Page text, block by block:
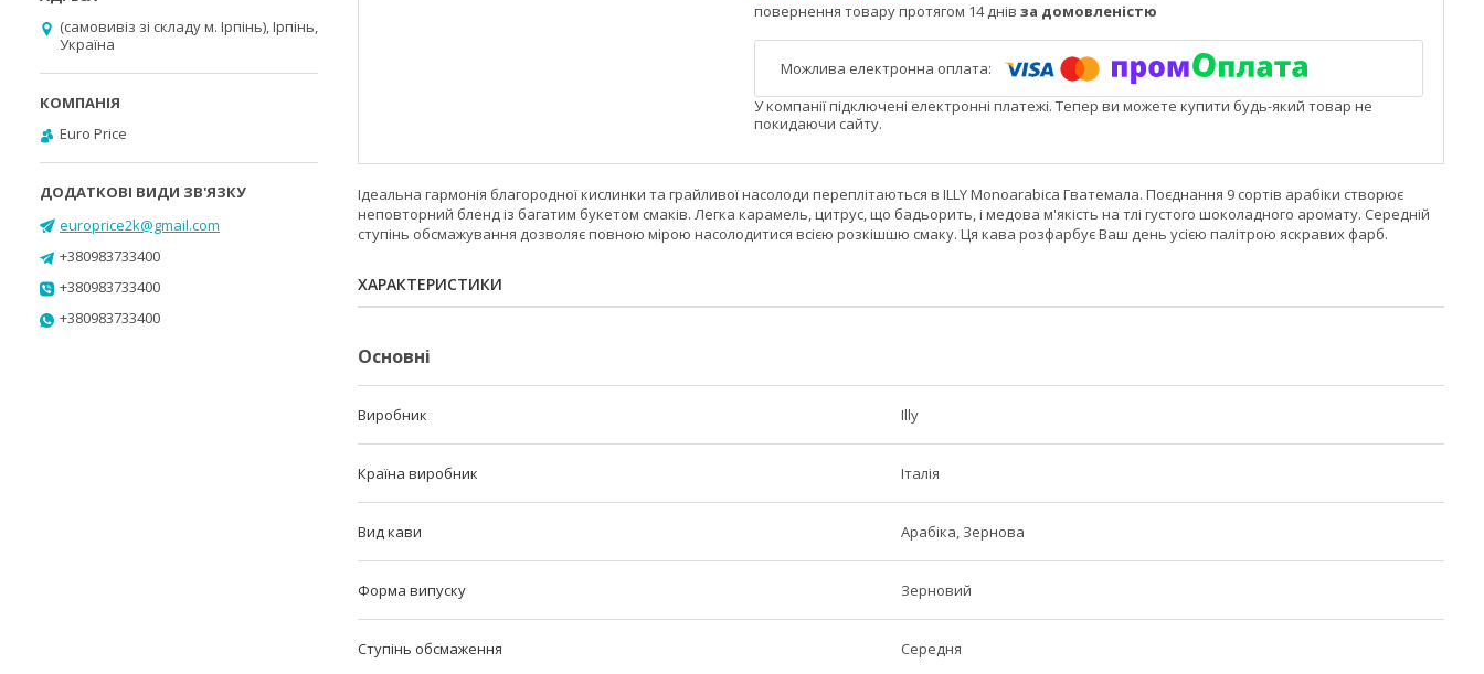
повернення товару протягом 14 днів за домовленістю
У компанії підключені електронні платежі. Тепер ви можете купити будь-який товар не
покидаючи сайту.
Ідеальна гармонія благородної кислинки та грайливої насолоди переплітаються в ILLY Monoarabica Гватемала. Поєднання 9 сортів арабіки створює
неповторний бленд із багатим букетом смаків. Легка карамель, цитрус, що бадьорить, і медова м'якість на тлі густого шоколадного аромату. Середній
ступінь обсмажування дозволяє повною мірою насолодитися всією розкішшю смаку. Ця кава розфарбує Ваш день усією палітрою яскравих фарб.
ХАРАКТЕРИСТИКИ
Основні
Виробник Illy
Країна виробник Італія
Вид кави Арабіка, Зернова
Форма випуску Зерновий
Ступінь обсмаження Середня
(самовивіз зі складу м. Ірпінь), Ірпінь,
Україна
Euro Price
europrice2k@gmail.com
+380983733400
+380983733400
+380983733400